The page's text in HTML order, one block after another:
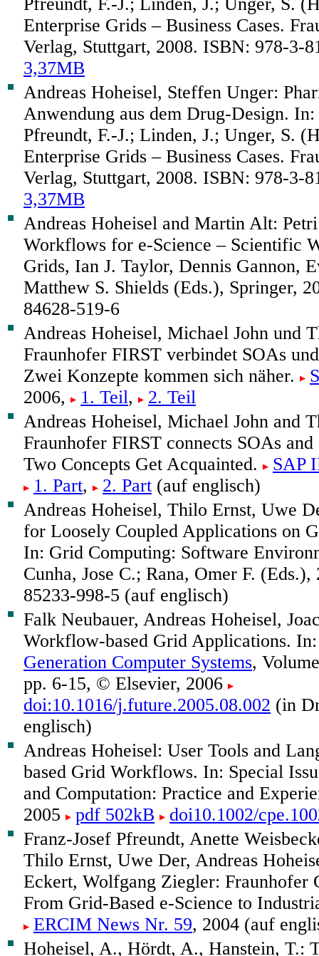
Enterprise Grids – Business Cases.
Verlag, Stuttgart, 2008. ISBN: 978-3-
3,37MB
Andreas Hoheisel, Steffen Unger:
Anwendung aus dem Drug-Design.
Pfreundt, F.-J.; Linden, J.; Unger, S.
Enterprise Grids – Business Cases.
Verlag, Stuttgart, 2008. ISBN: 978-3-
3,37MB
Andreas Hoheisel and Martin Alt:
Workflows for e-Science – Scientific
Grids, Ian J. Taylor, Dennis Gannon,
Matthew S. Shields (Eds.), Springer,
84628-519-6
Andreas Hoheisel, Michael John und
Fraunhofer FIRST verbindet SOAs
Zwei Konzepte kommen sich näher.
2006,
1. Teil,
2. Teil
Andreas Hoheisel, Michael John and
Fraunhofer FIRST connects SOAs
Two Concepts Get Acquainted.
SAP
1. Part, 2. Part (auf englisch)
Andreas Hoheisel, Thilo Ernst, Uwe
for Loosely Coupled Applications on
In: Grid Computing: Software
Cunha, Jose C.; Rana, Omer F.
85233-998-5 (auf englisch)
Falk Neubauer, Andreas Hoheisel,
Workflow-based Grid Applications.
Generation Computer Systems,
pp. 6-15, © Elsevier, 2006
doi:10.1016/j.future.2005.08.002 (in
englisch)
Andreas Hoheisel: User Tools and
based Grid Workflows. In: Special
and Computation: Practice and
2005
pdf 502kB
doi10.1002/
Franz-Josef Pfreundt, Anette
Thilo Ernst, Uwe Der, Andreas
Eckert, Wolfgang Ziegler: Fraunhofer
From Grid-Based e-Science to
ERCIM News Nr. 59, 2004 (auf
Hoheisel, A., Hördt, A., Hanstein, T.: